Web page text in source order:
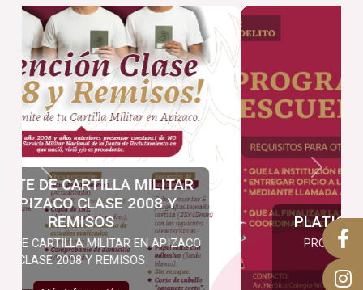
PLATICAS "ESCUELA SEGURA"
PROGRAMA DE PLÁTICAS “ESCUELA
SEGURA”.
Anterior